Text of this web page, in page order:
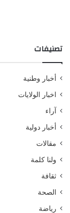
تصنيفات
أخبار وطنية
اخبار الولايات
آراء
أخبار دولية
مقالات
ولنا كلمة
ثقافة
الصحة
رياضة